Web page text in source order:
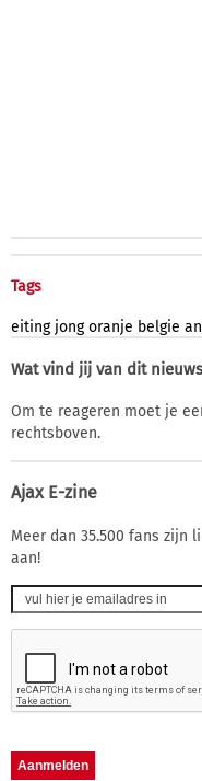
Tags
eiting jong oranje belgie
Wat vind jij van dit
Om te reageren moet je
rechtsboven.
Ajax E-zine
Meer dan 35.500 fans zijn
aan!